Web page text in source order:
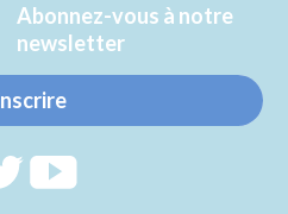
Abonnez-vous à notre
newsletter
Rejoignez